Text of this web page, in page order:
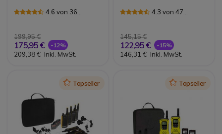
4.6 von 36
199,95 €
175,95 € -12%
209,38 € Inkl. MwSt.
4.3 von 47
145,15 €
122,95 € -15%
146,31 € Inkl. MwSt.
IconTopseller IconTopseller